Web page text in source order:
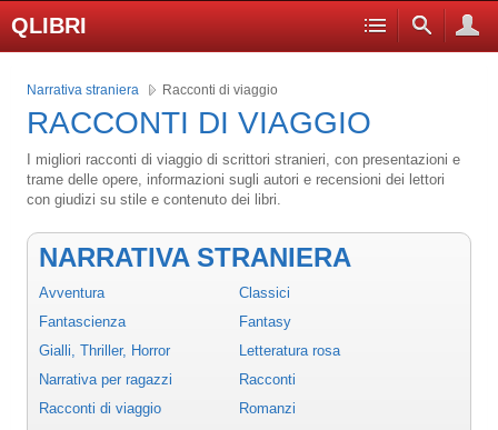
QLIBRI
Narrativa straniera Racconti di viaggio
RACCONTI DI VIAGGIO
I migliori racconti di viaggio di scrittori stranieri, con presentazioni e
trame delle opere, informazioni sugli autori e recensioni dei lettori
con giudizi su stile e contenuto dei libri.
NARRATIVA STRANIERA
Avventura
Classici
Fantascienza
Fantasy
Gialli, Thriller, Horror
Letteratura rosa
Narrativa per ragazzi
Racconti
Racconti di viaggio
Romanzi